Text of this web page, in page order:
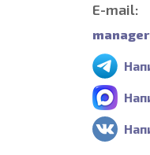
E-mail: